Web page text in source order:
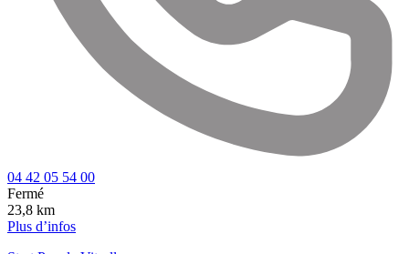
04 42 05 54 00
Fermé
23,8 km
Plus d’infos